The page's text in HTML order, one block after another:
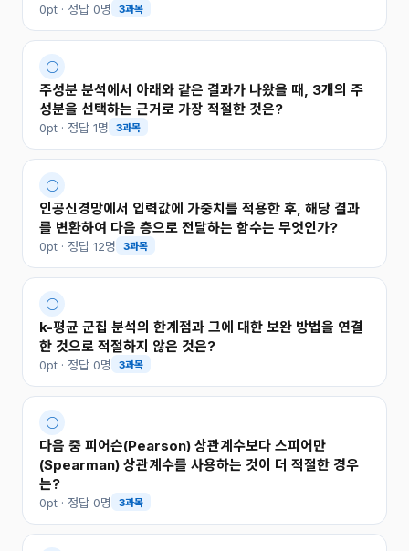
0pt · 정답 0명 3과목
○
주성분 분석에서 아래와 같은 결과가 나왔을 때, 3개의 주
성분을 선택하는 근거로 가장 적절한 것은?
0pt · 정답 1명 3과목
○
인공신경망에서 입력값에 가중치를 적용한 후, 해당 결과
를 변환하여 다음 층으로 전달하는 함수는 무엇인가?
0pt · 정답 12명 3과목
○
k-평균 군집 분석의 한계점과 그에 대한 보완 방법을 연결
한 것으로 적절하지 않은 것은?
0pt · 정답 0명 3과목
○
다음 중 피어슨(Pearson) 상관계수보다 스피어만
(Spearman) 상관계수를 사용하는 것이 더 적절한 경우
는?
0pt · 정답 0명 3과목